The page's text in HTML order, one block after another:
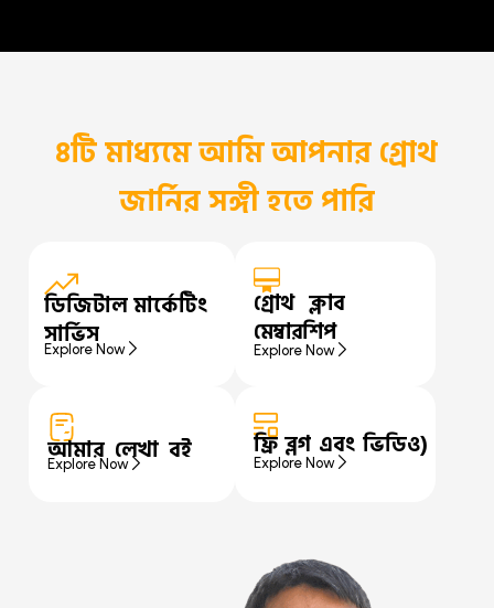
৪টি মাধ্যমে আমি আপনার গ্রোথ
জার্নির সঙ্গী হতে পারি
ডিজিটাল মার্কেটিং
সার্ভিস
Explore Now
গ্রোথ ক্লাব
মেম্বারশিপ
Explore Now
আমার লেখা বই
Explore Now
ফ্রি ব্লগ এবং ভিডিও)
Explore Now